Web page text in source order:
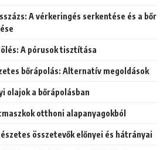
A pórusok tisztítása
bőrápolás: Alternatív megoldások
olajok a bőrápolásban
otthoni alapanyagokból
összetevők előnyei és hátrányai